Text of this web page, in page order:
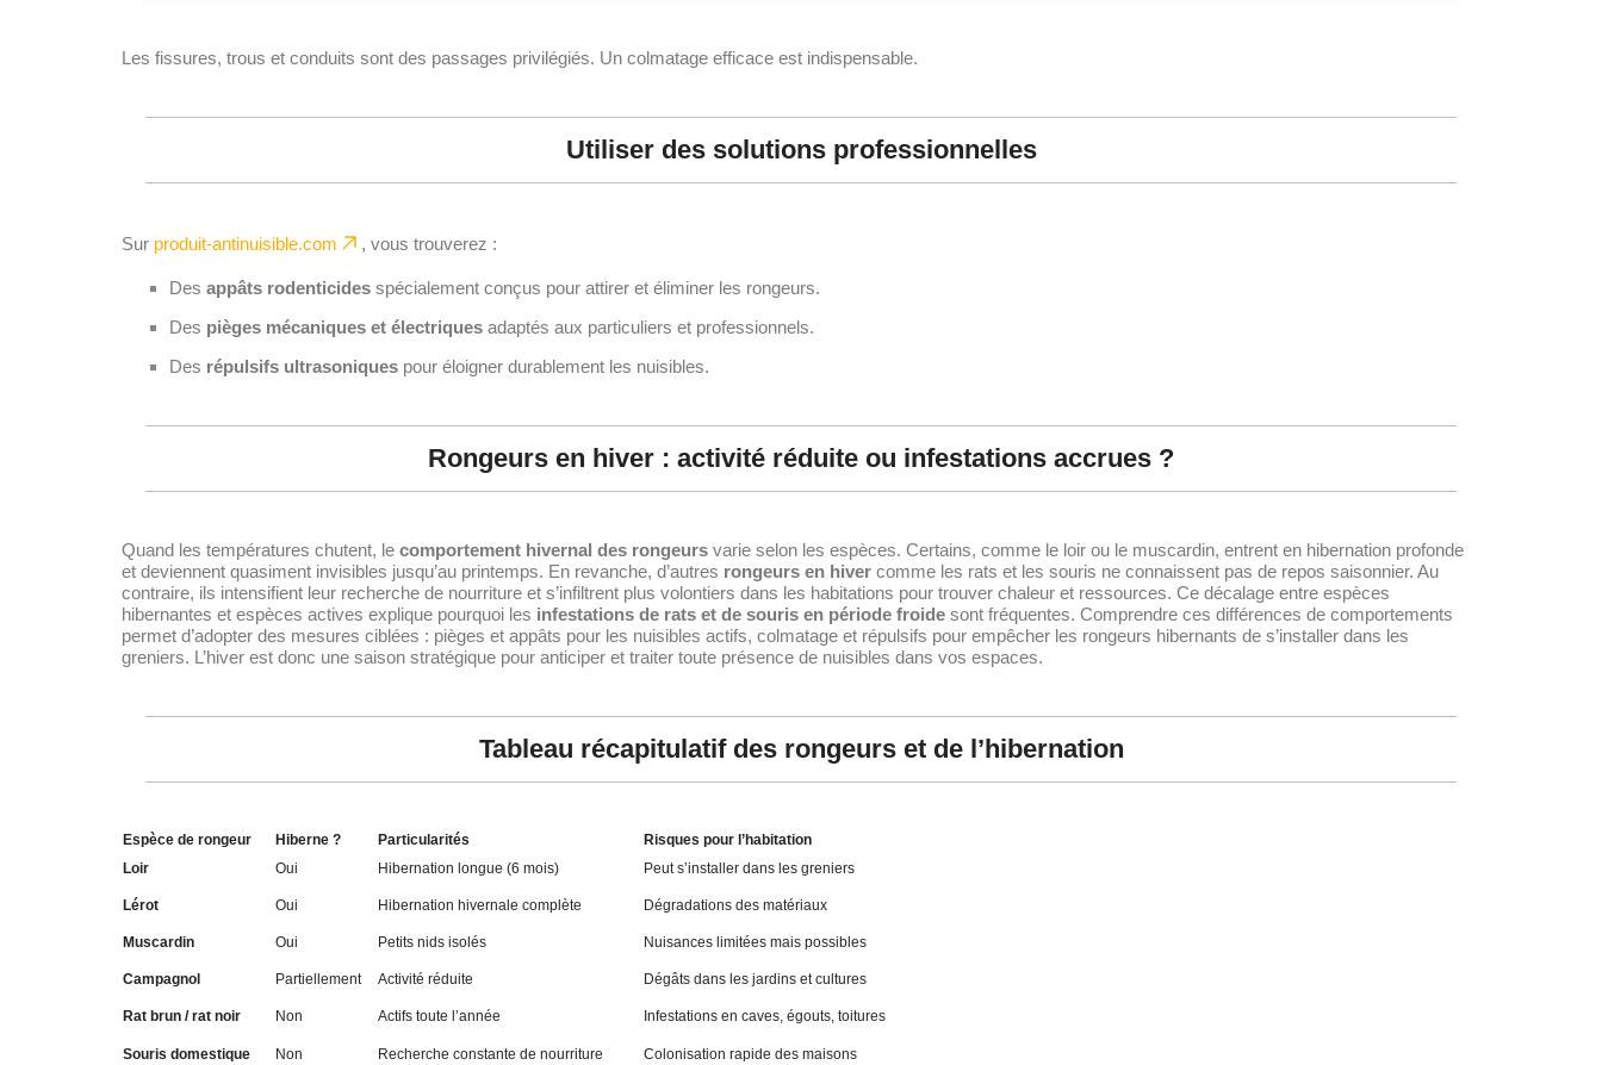
Les fissures, trous et conduits sont des passages privilégiés. Un colmatage efficace est indispensable.
Utiliser des solutions professionnelles
Sur produit-antinuisible.com , vous trouverez :
Des appâts rodenticides spécialement conçus pour attirer et éliminer les rongeurs.
Des pièges mécaniques et électriques adaptés aux particuliers et professionnels.
Des répulsifs ultrasoniques pour éloigner durablement les nuisibles.
Rongeurs en hiver : activité réduite ou infestations accrues ?
Quand les températures chutent, le comportement hivernal des rongeurs varie selon les espèces. Certains, comme le loir ou le muscardin, entrent en hibernation profonde
et deviennent quasiment invisibles jusqu’au printemps. En revanche, d’autres rongeurs en hiver comme les rats et les souris ne connaissent pas de repos saisonnier. Au
contraire, ils intensifient leur recherche de nourriture et s’infiltrent plus volontiers dans les habitations pour trouver chaleur et ressources. Ce décalage entre espèces
hibernantes et espèces actives explique pourquoi les infestations de rats et de souris en période froide sont fréquentes. Comprendre ces différences de comportements
permet d’adopter des mesures ciblées : pièges et appâts pour les nuisibles actifs, colmatage et répulsifs pour empêcher les rongeurs hibernants de s’installer dans les
greniers. L’hiver est donc une saison stratégique pour anticiper et traiter toute présence de nuisibles dans vos espaces.
Tableau récapitulatif des rongeurs et de l’hibernation
Espèce de rongeur Hiberne ? Particularités
Risques pour l’habitation
Loir
Oui Hibernation longue (6 mois) Peut s’installer dans les greniers
Lérot Oui Hibernation hivernale complète Dégradations des matériaux
Muscardin Oui Petits nids isolés Nuisances limitées mais possibles
Campagnol Partiellement Activité réduite Dégâts dans les jardins et cultures
Rat brun / rat noir Non Actifs toute l’année Infestations en caves, égouts, toitures
Souris domestique Non Recherche constante de nourriture Colonisation rapide des maisons